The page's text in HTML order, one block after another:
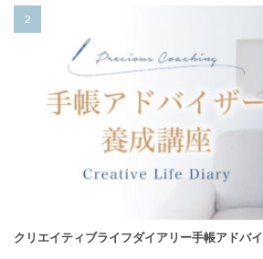
クリエイティブライフダイアリー手帳アドバ